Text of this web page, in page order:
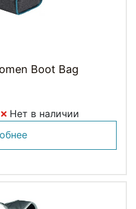
Boot Bag
Нет в наличии